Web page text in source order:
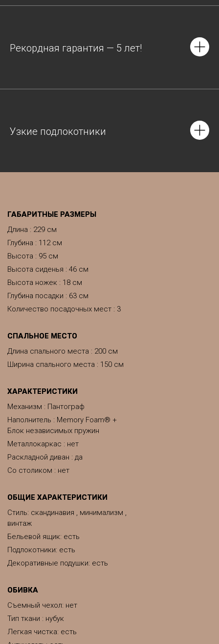
Рекордная гарантия — 5 лет!
Узкие подлокотники
ГАБАРИТНЫЕ РАЗМЕРЫ
Длина : 229 см
Глубина : 112 см
Высота : 95 см
Высота сиденья : 46 см
Высота ножек : 18 см
Глубина посадки : 63 см
Количество посадочных мест : 3
CПАЛЬНОЕ МЕСТО
Длина спального места : 200 см
Ширина спального места : 150 см
ХАРАКТЕРИСТИКИ
Механизм : Пантограф
Наполнитель : Memory Foam® +
Блок независимых пружин
Металлокаркас : нет
Раскладной диван : да
Со столиком : нет
ОБЩИЕ ХАРАКТЕРИСТИКИ
Стиль: скандинавия , минимализм ,
винтаж
Бельевой ящик: есть
Подлокотники: есть
Декоративные подушки: есть
ОБИВКА
Съемный чехол: нет
Тип ткани : нубук
Легкая чистка: есть